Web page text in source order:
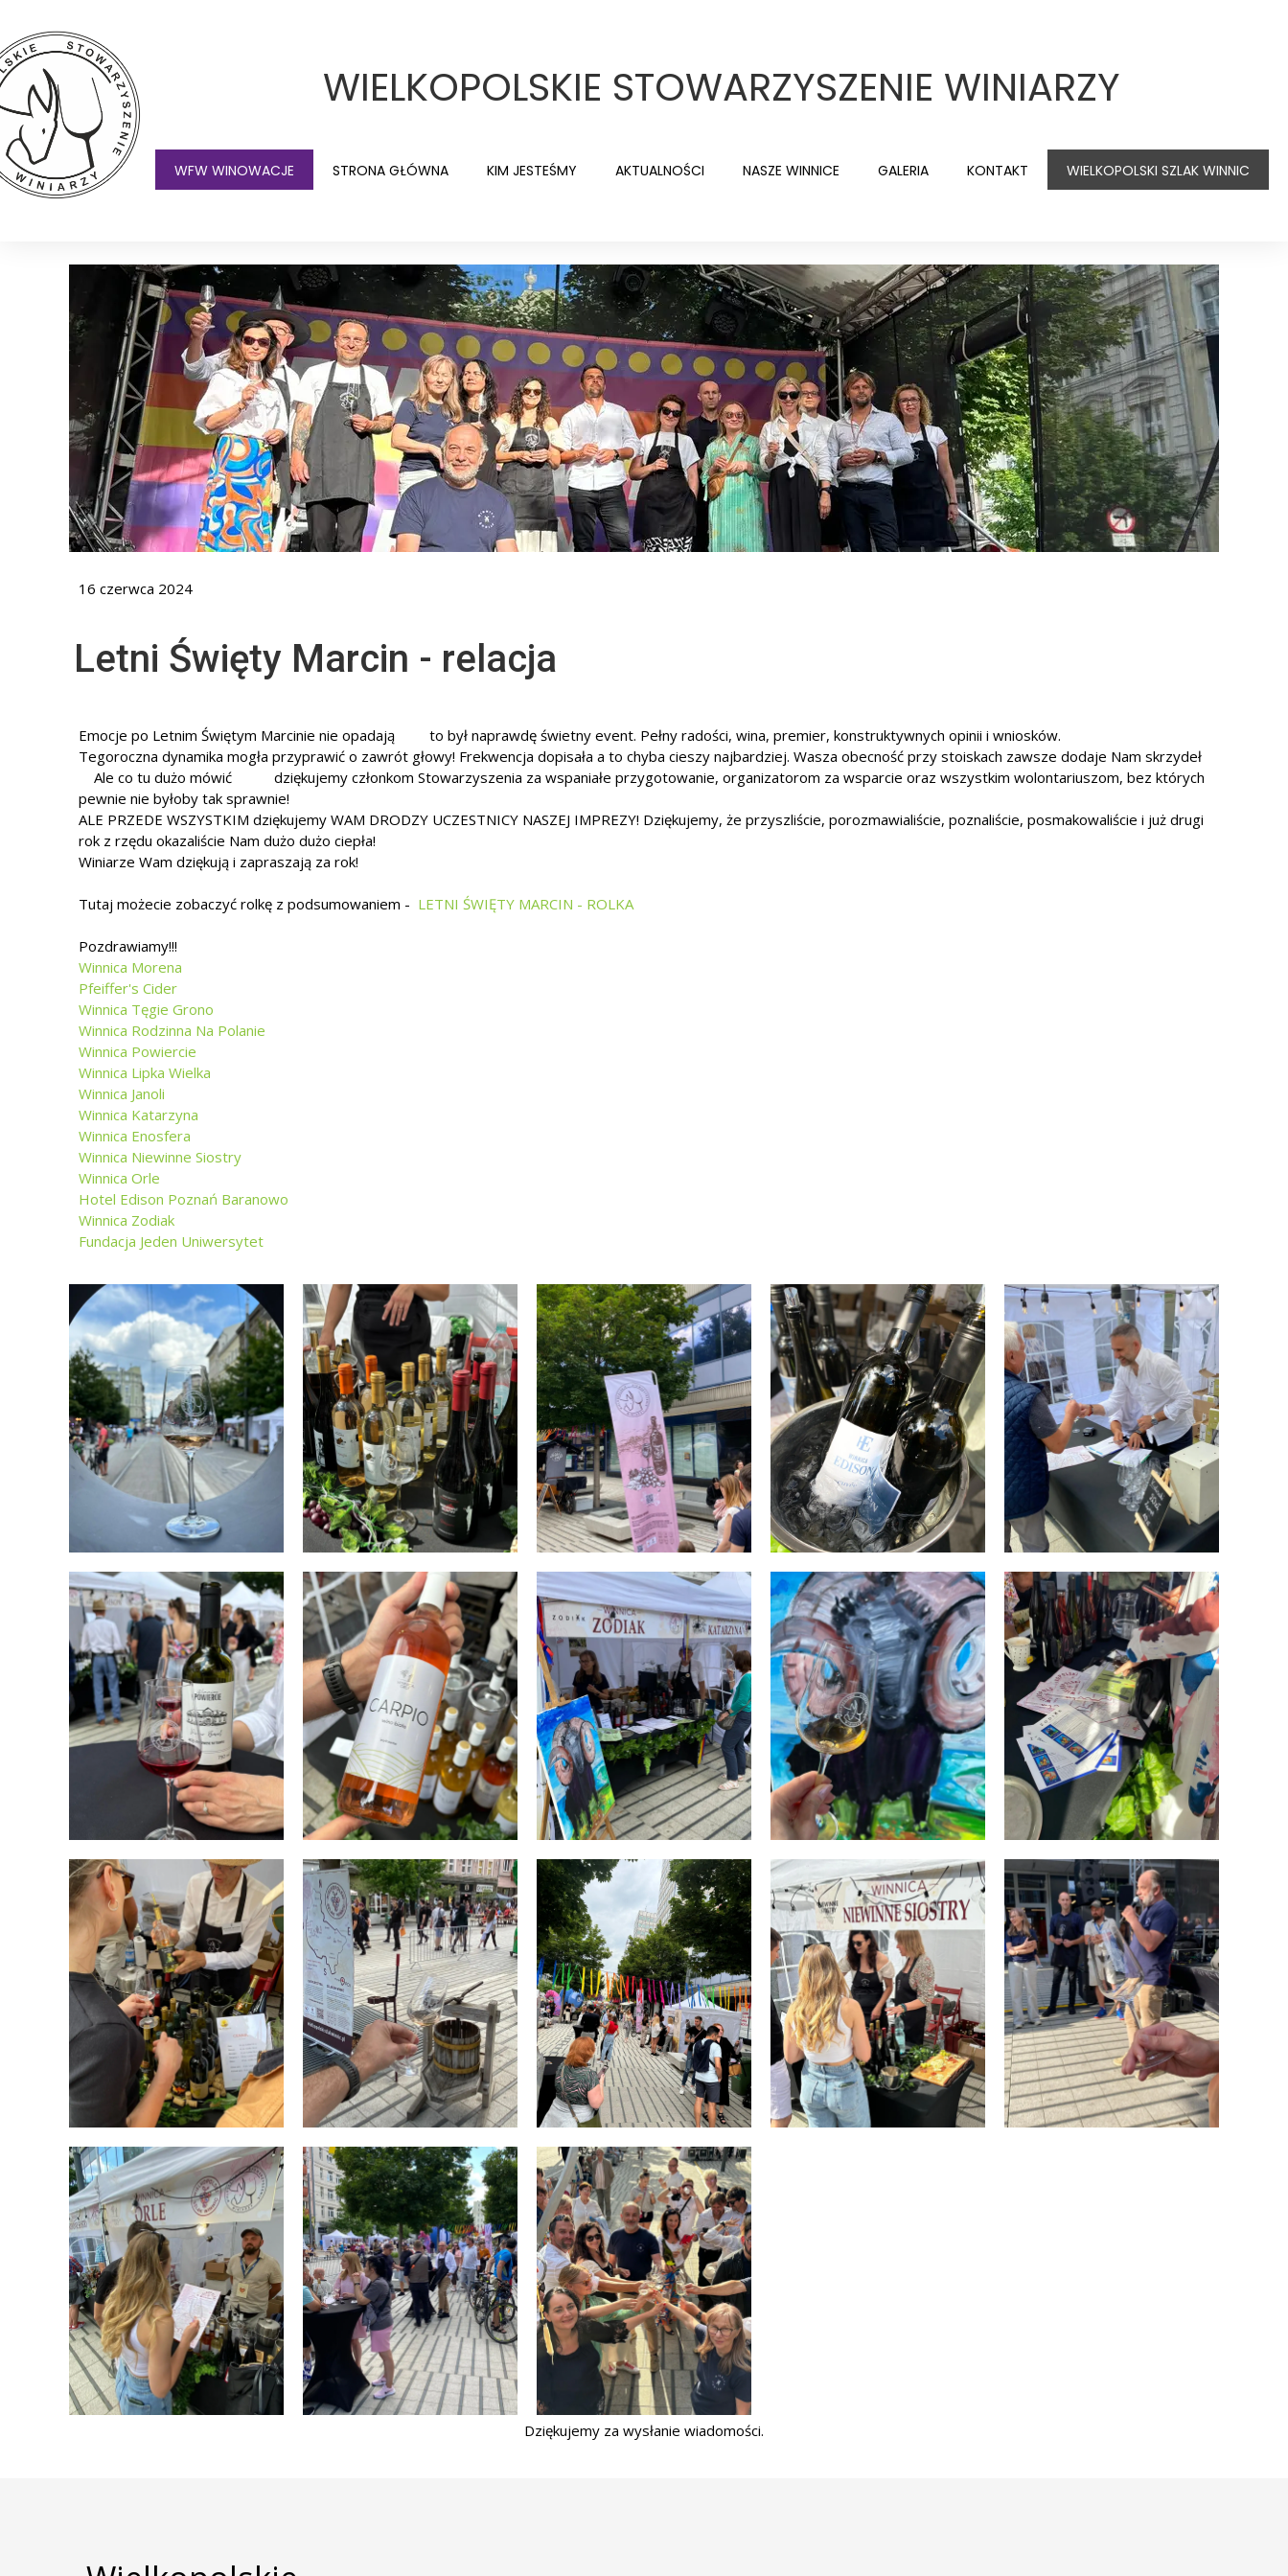
16 czerwca 2024
Letni Święty Marcin - relacja
Emocje po Letnim Świętym Marcinie nie opadają
to był naprawdę świetny event. Pełny radości, wina, premier, konstruktywnych opinii i wniosków.
Tegoroczna dynamika mogła przyprawić o zawrót głowy! Frekwencja dopisała a to chyba cieszy najbardziej. Wasza obecność przy stoiskach zawsze dodaje Nam skrzydeł
Ale co tu dużo mówić
dziękujemy członkom Stowarzyszenia za wspaniałe przygotowanie, organizatorom za wsparcie oraz wszystkim wolontariuszom, bez których
pewnie nie byłoby tak sprawnie!
ALE PRZEDE WSZYSTKIM dziękujemy WAM DRODZY UCZESTNICY NASZEJ IMPREZY! Dziękujemy, że przyszliście, porozmawialiście, poznaliście, posmakowaliście i już drugi
rok z rzędu okazaliście Nam dużo dużo ciepła!
Winiarze Wam dziękują i zapraszają za rok!
Tutaj możecie zobaczyć rolkę z podsumowaniem - LETNI ŚWIĘTY MARCIN - ROLKA
Pozdrawiamy!!!
Winnica Morena
Pfeiffer's Cider
Winnica Tęgie Grono
Winnica Rodzinna Na Polanie
Winnica Powiercie
Winnica Lipka Wielka
Winnica Janoli
Winnica Katarzyna
Winnica Enosfera
Winnica Niewinne Siostry
Winnica Orle
Hotel Edison Poznań Baranowo
Winnica Zodiak
Fundacja Jeden Uniwersytet
WFW WINOWACJE STRONA GŁÓWNA KIM JESTEŚMY AKTUALNOŚCI NASZE WINNICE GALERIA KONTAKT WIELKOPOLSKI SZLAK WINNIC
WIELKOPOLSKIE STOWARZYSZENIE WINIARZY
Dziękujemy za wysłanie wiadomości.